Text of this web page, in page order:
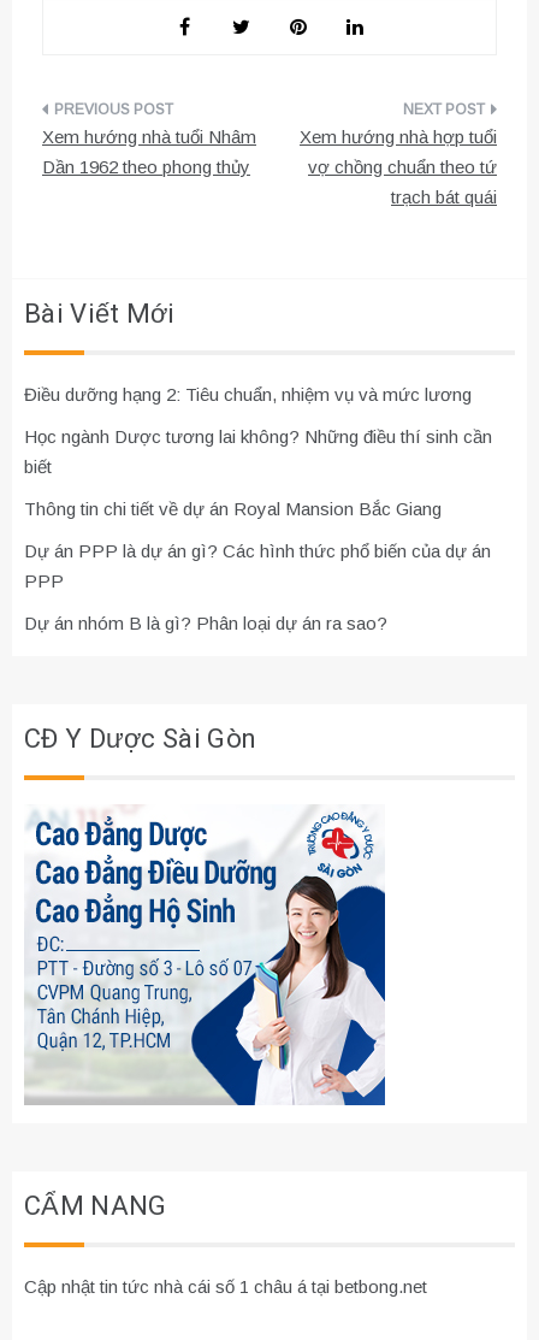
Điều
hướng
Xem hướng nhà tuổi Nhâm
Dần 1962 theo phong thủy
Xem hướng nhà hợp tuổi
vợ chồng chuẩn theo tứ
trạch bát quái
Bài Viết Mới
Điều dưỡng hạng 2: Tiêu chuẩn, nhiệm vụ và mức lương
Học ngành Dược tương lai không? Những điều thí sinh cần
biết
Thông tin chi tiết về dự án Royal Mansion Bắc Giang
Dự án PPP là dự án gì? Các hình thức phổ biến của dự án
PPP
Dự án nhóm B là gì? Phân loại dự án ra sao?
CĐ Y Dược Sài Gòn
CẨM NANG
Cập nhật tin tức nhà cái số 1 châu á tại betbong.net